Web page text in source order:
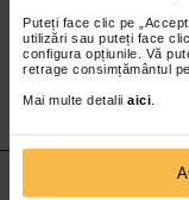
Puteți face clic pe
utilizări sau puteți face
configura opțiunile. Vă
retrage consimțământul
Mai multe detalii aici
Nu lăsa